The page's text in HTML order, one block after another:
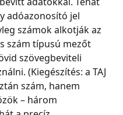
adóazonosító jel
számok alkotják az
szám típusú mezőt
szövegbeviteli
(Kiegészítés: a TAJ
szám, hanem
– három